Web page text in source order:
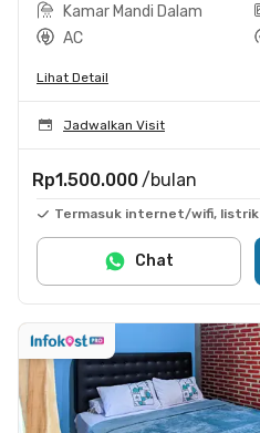
Kamar Mandi Dalam
AC
Lihat Detail
Jadwalkan Visit
Rp1.500.000 /bulan
Termasuk internet/wifi, listrik
Chat